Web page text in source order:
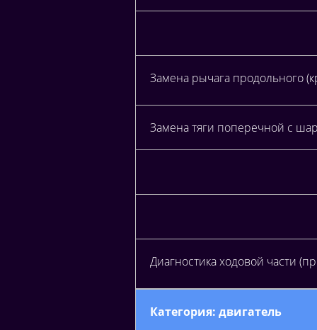
Замена рычага продольного
Замена тяги поперечной с
Диагностика ходовой части
Категория: двигатель